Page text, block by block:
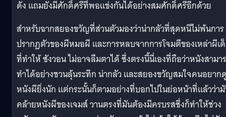
ดัง แถมยังมีศักดิ์ศรีที่พอแข่งกันได้อย่างสมศักดิ์ศรีอีกด้วย
สำหรับฉากสยองขวัญที่ส่วนตัวมองว่าน่ากลัวที่สุดหนีไม่พ้นการ
ปรากฎตัวของผีหมอผี และการหลบจากการโจมตีของเหล่าผีเ
ที่ทำให้ ซังวอน ไม่อาจลืมตาได้ ซึ่งตรงนี้นี่เองที่ถือว่าหนังสามา
ทำได้อย่างชวนลุ้นระทึก น่ากลัว และสยองขวัญสมใจคนอยาก
หนังผียิ่งนัก แต่กระนั้นก็ตามอย่างที่บอกไปในย่อหน้าที่แล้วว่า
คล้ายหนังผีของเจมส์ วานตรงที่มันต้องมีครบรสซึ่งก็ทำให้ช่วง